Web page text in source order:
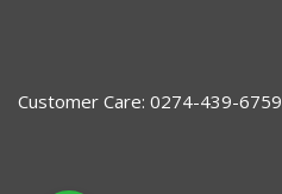
Customer Care: 0274-439-6759